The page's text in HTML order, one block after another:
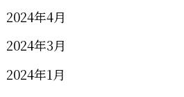
2024年4月
2024年3月
2024年1月